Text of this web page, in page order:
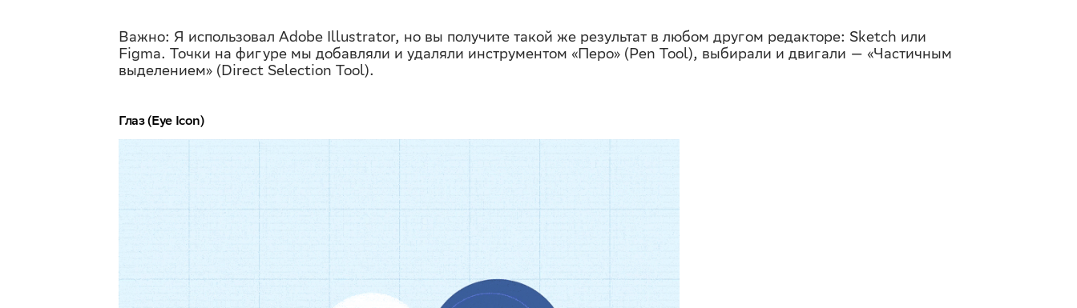
Важно: Я использовал Adobe Illustrator, но вы получите такой же результат в любом другом редакторе: Sketch или
Figma. Точки на фигуре мы добавляли и удаляли инструментом «Перо» (Pen Tool), выбирали и двигали — «Частичным
выделением» (Direct Selection Tool).
Глаз (Eye Icon)